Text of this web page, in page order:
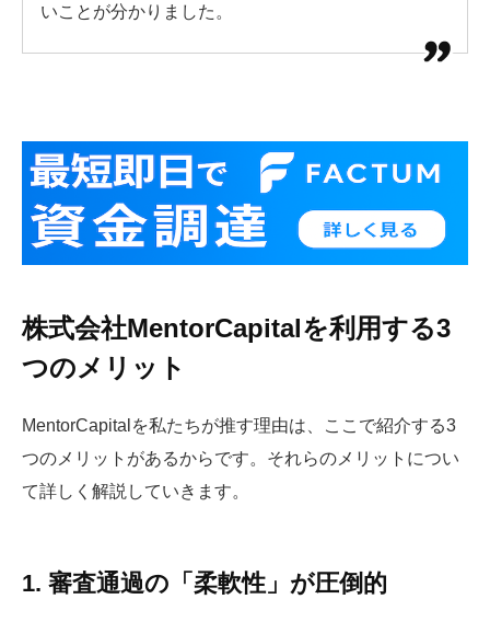
いことが分かりました。
株式会社MentorCapitalを利用する3
つのメリット
MentorCapitalを私たちが推す理由は、ここで紹介する3
つのメリットがあるからです。それらのメリットについ
て詳しく解説していきます。
1. 審査通過の「柔軟性」が圧倒的